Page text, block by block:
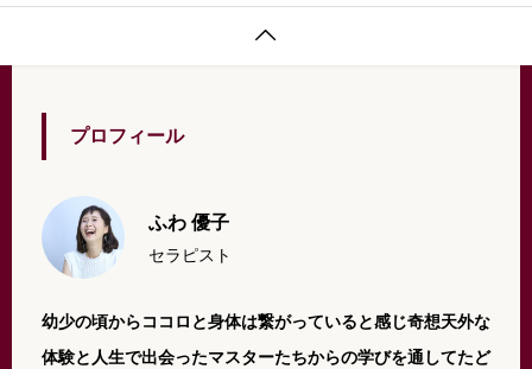

プロフィール
ふわ 優子
セラピスト
幼少の頃からココロと身体は繋がっていると感じ奇想天外な
体験と人生で出会ったマスターたちからの学びを通してたど